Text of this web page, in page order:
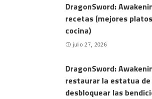
DragonSword:
recetas (mejores
cocina)
julio 27, 2026
DragonSword:
restaurar la estatua de
desbloquear las